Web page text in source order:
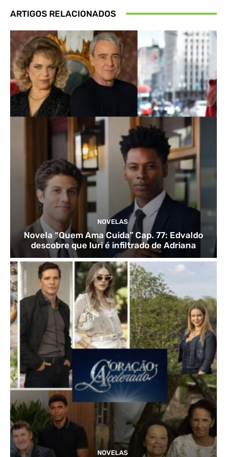
ARTIGOS RELACIONADOS
NOVELAS
Novela “Quem Ama Cuida” Cap. 77: Edvaldo
descobre que Iuri é infiltrado de Adriana
NOVELAS